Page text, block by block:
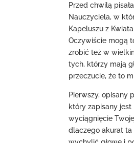
Przed chwilą
Nauczyciela, w
Kapeluszu z
Oczywiście mogą
zrobić też w
tych, którzy mają
przeczucie, że to
Pierwszy, opisany
który zapisany
wyciągnięcie
dlaczego akurat ta